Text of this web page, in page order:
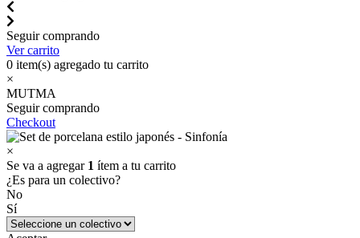
Seguir comprando
Ver carrito
0 item(s) agregado tu carrito
×
MUTMA
Seguir comprando
Checkout
×
Se va a agregar 1 ítem a tu carrito
¿Es para un colectivo?
No
Sí